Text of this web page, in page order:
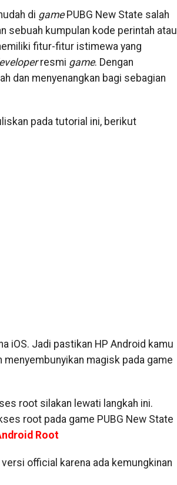
di gamePUBG New State salah
sebuah kumpulan kode perintah atau
fitur-fitur istimewa yang
resmi game. Dengan
dan menyenangkan bagi sebagian
pada tutorial ini, berikut
iOS. Jadi pastikan HP Android kamu
magisk pada game
root silakan lewati langkah ini.
root pada game PUBG New State
Root
official karena ada kemungkinan